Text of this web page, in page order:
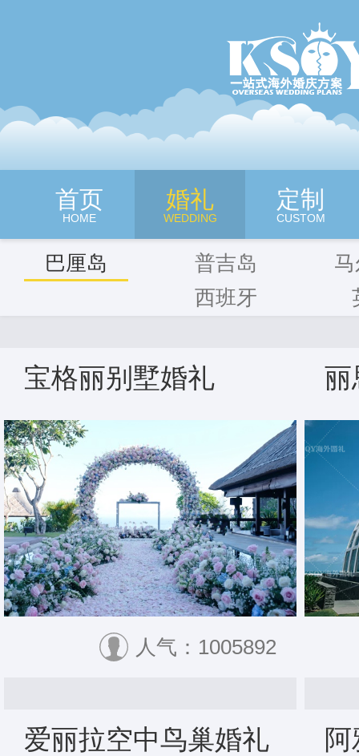
深圳旷世奇缘海外婚纱摄影
首页
HOME
婚礼
WEDDING
定制
CUSTOM
巴厘岛 普吉岛
西班牙
宝格丽别墅婚礼
人气：1005892
丽
爱丽拉空中鸟巢婚礼